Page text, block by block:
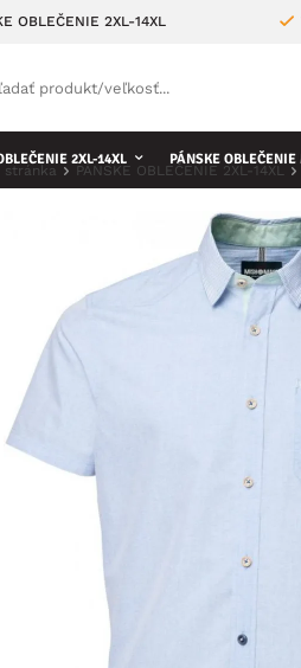
OBLEČENIE 2XL-14XL
2XL-14XL PÁNSKE OBLEČENIE
stránka PÁNSKE OBLEČENIE 2XL-14XL